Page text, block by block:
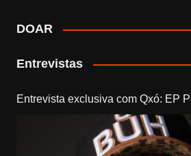
DOAR
Entrevistas
Entrevista exclusiva com Qxó: EP